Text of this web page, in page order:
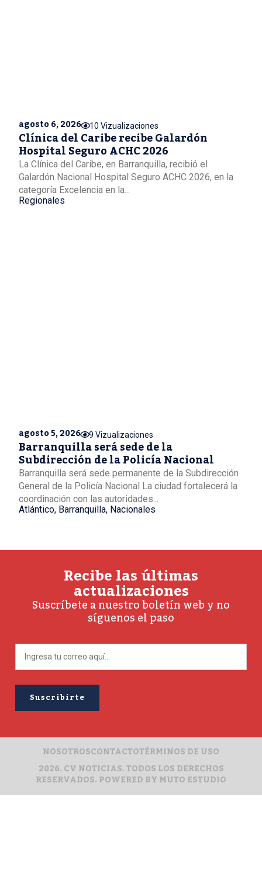
agosto 6, 2026 10 Vizualizaciones
Clínica del Caribe recibe Galardón
Hospital Seguro ACHC 2026
La Clínica del Caribe, en Barranquilla, recibió el
Galardón Nacional Hospital Seguro ACHC 2026, en la
categoría Excelencia en la...
Regionales
agosto 5, 2026 9 Vizualizaciones
Barranquilla será sede de la
Subdirección de la Policía Nacional
Barranquilla será sede permanente de la Subdirección
General de la Policía Nacional La ciudad fortalecerá la
coordinación con las autoridades...
Atlántico, Barranquilla, Nacionales
Recibe las últimas
actualizaciones
Suscríbete a nuestro boletín web y no
síguenos el paso
2026. CV NOTICIAS. TODOS LOS DERECHOS
RESERVADOS. POWERED BYMUTO ESTUDIO
NOSOTROSCONTACTOTÉRMINOS DE USO